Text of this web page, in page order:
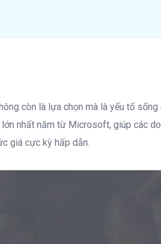
còn là lựa chọn mà là yếu tố sống
nhất năm từ Microsoft, giúp các
giá cực kỳ hấp dẫn.